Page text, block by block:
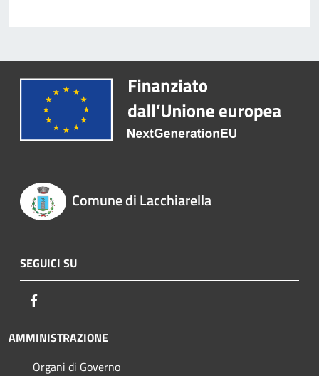
Comune di Lacchiarella
SEGUICI SU
AMMINISTRAZIONE
Organi di Governo